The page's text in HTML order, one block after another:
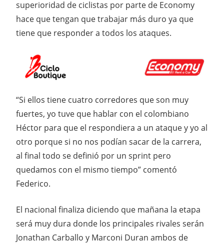
superioridad de ciclistas por parte de Economy
hace que tengan que trabajar más duro ya que
tiene que responder a todos los ataques.
“Si ellos tiene cuatro corredores que son muy
fuertes, yo tuve que hablar con el colombiano
Héctor para que el respondiera a un ataque y yo al
otro porque si no nos podían sacar de la carrera,
al final todo se definió por un sprint pero
quedamos con el mismo tiempo” comentó
Federico.
El nacional finaliza diciendo que mañana la etapa
será muy dura donde los principales rivales serán
Jonathan Carballo y Marconi Duran ambos de